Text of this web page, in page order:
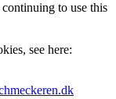
to use this
see here: